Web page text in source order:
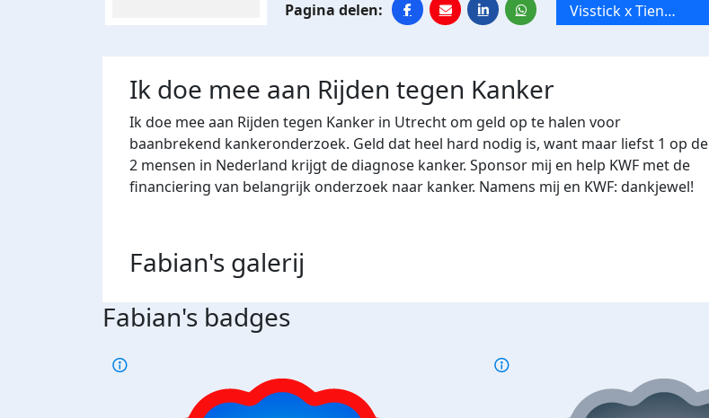
Visstick x Tien
Mile van Utrecht
Ik doe mee aan Rijden tegen Kanker
Ik doe mee aan Rijden tegen Kanker in Utrecht om geld op te halen voor
baanbrekend kankeronderzoek. Geld dat heel hard nodig is, want maar liefst 1 op de
2 mensen in Nederland krijgt de diagnose kanker. Sponsor mij en help KWF met de
financiering van belangrijk onderzoek naar kanker. Namens mij en KWF: dankjewel!
Fabian's galerij
Fabian's badges